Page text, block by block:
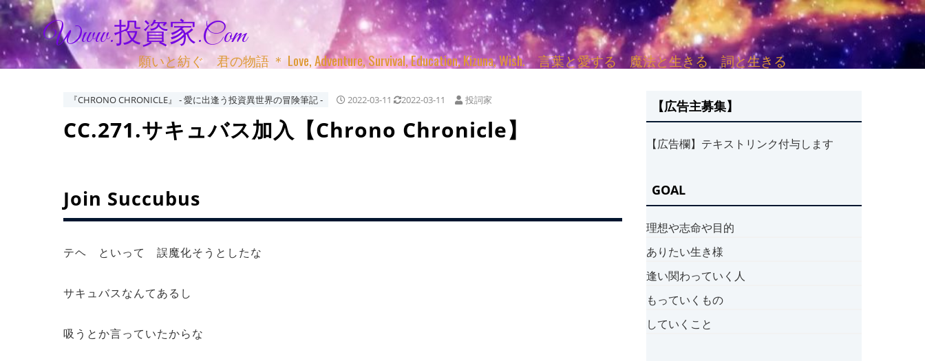
Www.投資家.com
願いと紡ぐ 君の物語 ＊ Love, Adventure, Survival, Education, Kizuna, Wish. 言葉と愛する 魔法と生きる 詞と生きる
『CHRONO CHRONICLE』 ‐ 愛に出逢う投資異世界の冒険筆記 ‐ 2022-03-11 2022-03-11 投詞家
CC.271.サキュバス加入【Chrono Chronicle】
Join Succubus
テヘ といって 誤魔化そうとしたな
サキュバスなんてあるし
吸うとか言っていたからな
【広告主募集】
【広告欄】テキストリンク付与します
GOAL
理想や志命や目的
ありたい生き様
逢い関わっていく人
もっていくもの
していくこと